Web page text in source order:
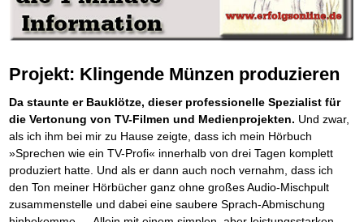
Behalten Sie den Überblick
Vermögenssicherung durch GbR-Vertrag
Schutzwall für Hab und Gut
GbR-Vertrag mit beschränkter Haftung BESTSELLER
Sich rechtlich einrichten BRANDNEU
Stiftung gründen und profitabel vermarkten BRANDNEU
Gründen Sie Ihre Stiftung
Platzieren Sie sich bei Google ganz oben
Mental Force
Entfalten Sie Ihre geistigen Kräfte
Mental Force - Hörbuch
Nutze Deine geistigen Waffen
Schlüssel des Erfolgs
Methoden der Lebenstechnik
Hilf Dir selbst, hilft Dir Gott TIPP
Immer den Geist zum TUN begeistern
Die Feuerkraft TIPP
Holen Sie Erfolg in Ihr Leben
Mit System zum Erfolg GEHEIMTIPP
Starten Sie endlich durch
Die Macht des Schuldners (Hörbuch)
Jetzt neu für Unterwegs
Der Schuldenkalkulator
Mach Pleite und starte durch TIPP
Vermögenssicherung durch GbR-Vertrag NEU
Schutzwall für Hab und Gut
Schach dem Gerichtsvollzieher
Gerichtsvollziehervorschriften nutzen
Weiße Weste durch Umzug TIPP
Das Meldesystem clever nutzen
Die Betablocker InsolvenzNEU
Insolvenzantrag abwehren
Frei Fahrt ohne Punkte
Kaufe doch Deine Schulden BRANDNEU
Die geniale Lösung zum schnellen Schuldenabbau
Der Weg zur finanziellen Freiheit
Federleicht lebendig schreiben
Ohne Probleme clever Texten und Schreiben
Die Macht des Telefax NEU
Zeit & Kommunikationsgewinn
Mittel gegen Titel EMPFEHLUNG
Sichern Sie Einkommen und Vermögenswerte 100%-tig ab
Bekannt wie ein bunter Hund im Internet INTERNET-TIPP
schnell im Internet bekannt werden und damit viel Geld verdienen
Schreib Dich reich SCHREIB VERTRIEBS TIPP
Projekt: Klingende Münzen produzieren
Da staunte er Bauklötze, dieser professionelle Spezialist für
die Vertonung von TV-Filmen und Medienprojekten. Und zwar,
als ich ihm bei mir zu Hause zeigte, dass ich mein Hörbuch
»Sprechen wie ein TV-Profi« innerhalb von drei Tagen komplett
produziert hatte. Und als er dann auch noch vernahm, dass ich
den Ton meiner Hörbücher ganz ohne großes Audio-Mischpult
zusammenstelle und dabei eine saubere Sprach-Abmischung